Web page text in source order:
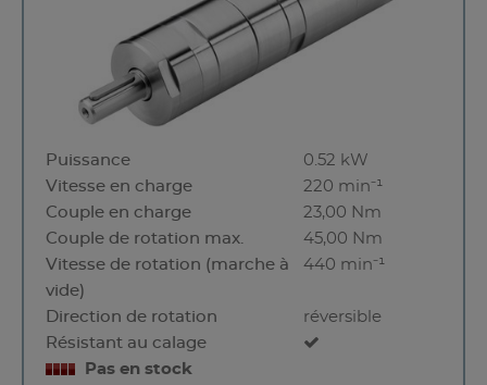
Puissance
0.52 kW
Vitesse en charge
220 min⁻¹
Couple en charge
23,00 Nm
Couple de rotation max.
45,00 Nm
Vitesse de rotation (marche à
vide)
440 min⁻¹
Direction de rotation
réversible
Résistant au calage
Pas en stock